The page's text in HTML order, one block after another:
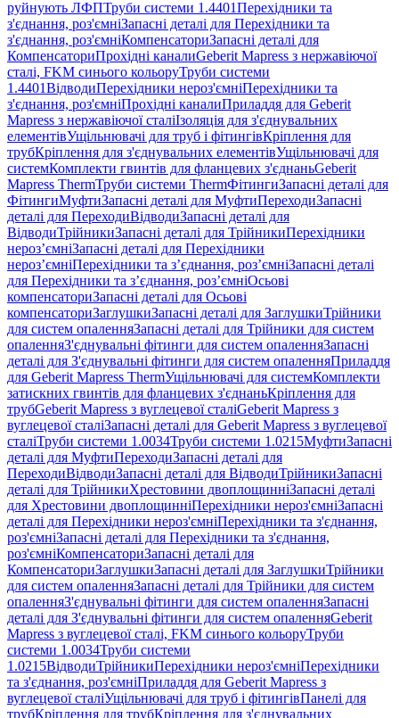
руйнують ЛФПТруби системи 1.4401Перехідники та
з'єднання, роз'ємніЗапасні деталі для Перехідники та
з'єднання, роз'ємніКомпенсаториЗапасні деталі для
КомпенсаториПрохідні каналиGeberit Mapress з нержавіючої
сталі, FKM синього кольоруТруби системи
1.4401ВідводиПерехідники нероз'ємніПерехідники та
з'єднання, роз'ємніПрохідні каналиПриладдя для Geberit
Mapress з нержавіючої сталіІзоляція для з'єднувальних
елементівУщільнювачі для труб і фітингівКріплення для
трубКріплення для з'єднувальних елементівУщільнювачі для
системКомплекти гвинтів для фланцевих з'єднаньGeberit
Mapress ThermТруби системи ThermФітингиЗапасні деталі для
ФітингиМуфтиЗапасні деталі для МуфтиПереходиЗапасні
деталі для ПереходиВідводиЗапасні деталі для
ВідводиТрійникиЗапасні деталі для ТрійникиПерехідники
нероз’ємніЗапасні деталі для Перехідники
нероз’ємніПерехідники та з’єднання, роз’ємніЗапасні деталі
для Перехідники та з’єднання, роз’ємніОсьові
компенсаториЗапасні деталі для Осьові
компенсаториЗаглушкиЗапасні деталі для ЗаглушкиТрійники
для систем опаленняЗапасні деталі для Трійники для систем
опаленняЗ'єднувальні фітинги для систем опаленняЗапасні
деталі для З'єднувальні фітинги для систем опаленняПриладдя
для Geberit Mapress ThermУщільнювачі для системКомплекти
затискних гвинтів для фланцевих з'єднаньКріплення для
трубGeberit Mapress з вуглецевої сталіGeberit Mapress з
вуглецевої сталіЗапасні деталі для Geberit Mapress з вуглецевої
сталіТруби системи 1.0034Труби системи 1.0215МуфтиЗапасні
деталі для МуфтиПереходиЗапасні деталі для
ПереходиВідводиЗапасні деталі для ВідводиТрійникиЗапасні
деталі для ТрійникиХрестовини двоплощинніЗапасні деталі
для Хрестовини двоплощинніПерехідники нероз'ємніЗапасні
деталі для Перехідники нероз'ємніПерехідники та з'єднання,
роз'ємніЗапасні деталі для Перехідники та з'єднання,
роз'ємніКомпенсаториЗапасні деталі для
КомпенсаториЗаглушкиЗапасні деталі для ЗаглушкиТрійники
для систем опаленняЗапасні деталі для Трійники для систем
опаленняЗ'єднувальні фітинги для систем опаленняЗапасні
деталі для З'єднувальні фітинги для систем опаленняGeberit
Mapress з вуглецевої сталі, FKM синього кольоруТруби
системи 1.0034Труби системи
1.0215ВідводиТрійникиПерехідники нероз'ємніПерехідники
та з'єднання, роз'ємніПриладдя для Geberit Mapress з
вуглецевої сталіУщільнювачі для труб і фітингівПанелі для
трубКріплення для трубКріплення для з'єднувальних